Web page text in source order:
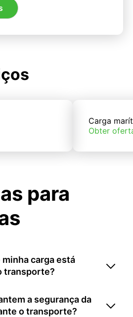
Carga
Obter
para
carga está
transporte?
a segurança da
o transporte?